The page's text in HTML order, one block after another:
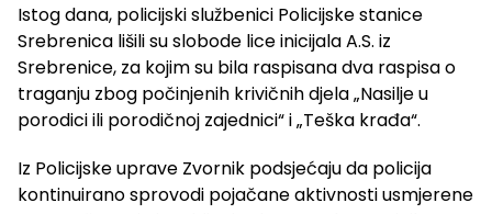
Istog dana, policijski službenici Policijske stanice
Srebrenica lišili su slobode lice inicijala A.S. iz
Srebrenice, za kojim su bila raspisana dva raspisa o
traganju zbog počinjenih krivičnih djela „Nasilje u
porodici ili porodičnoj zajednici“ i „Teška krađa“.
Iz Policijske uprave Zvornik podsjećaju da policija
kontinuirano sprovodi pojačane aktivnosti usmjerene